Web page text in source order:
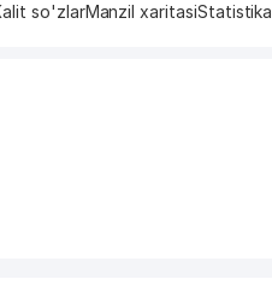
so'zlarManzil xaritasiStatistika